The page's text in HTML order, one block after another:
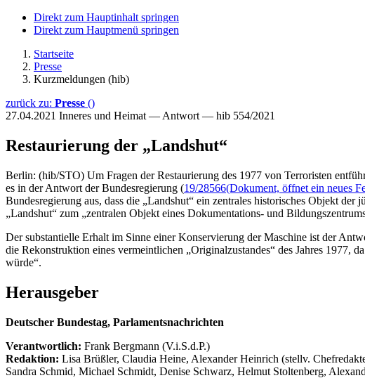
Direkt zum Hauptinhalt springen
Direkt zum Hauptmenü springen
Startseite
Presse
Kurzmeldungen (hib)
zurück zu: Presse ()
27.04.2021 Inneres und Heimat — Antwort — hib 554/2021
Restaurierung der „Landshut“
Berlin: (hib/STO) Um Fragen der Restaurierung des 1977 von Terroristen
es in der Antwort der Bundesregierung (19/28566(Dokument, öffnet ein neues
Bundesregierung aus, dass die „Landshut“ ein zentrales historisches Objekt
„Landshut“ zum „zentralen Objekt eines Dokumentations- und
Der substantielle Erhalt im Sinne einer Konservierung der Maschine ist der
die Rekonstruktion eines vermeintlichen „Originalzustandes“ des Jahres 1977,
würde“.
Herausgeber
Deutscher Bundestag, Parlamentsnachrichten
Verantwortlich: Frank Bergmann (V.i.S.d.P.)
Redaktion: Lisa Brüßler, Claudia Heine, Alexander Heinrich (stellv.
Sandra Schmid, Michael Schmidt, Denise Schwarz, Helmut Stoltenberg,